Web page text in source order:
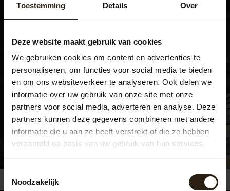
Toestemming Details Over
Deze website maakt gebruik van cookies
We gebruiken cookies om content en advertenties te
personaliseren, om functies voor social media te bieden
en om ons websiteverkeer te analyseren. Ook delen we
informatie over uw gebruik van onze site met onze
partners voor social media, adverteren en analyse. Deze
partners kunnen deze gegevens combineren met andere
informatie die u aan ze heeft verstrekt of die ze hebben
verzameld op basis van uw gebruik van hun services.
Toestemmingsselectie
Noodzakelijk
center
Beatrixweg 1,
8181 LC, Heerde
038 376 0185
info@barrelatelier.nl
Bekijk de openingstijden
Reused, recycled and upcycled barrels 4.6/5